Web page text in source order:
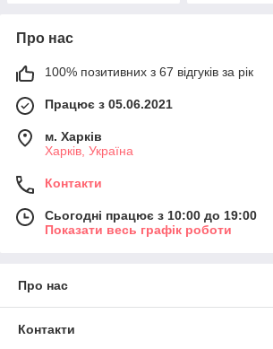
Про нас
100% позитивних з 67 відгуків за рік
Працює з 05.06.2021
м. Харків
Харків, Україна
Контакти
Сьогодні працює з 10:00 до 19:00
Показати весь графік роботи
Про нас
Контакти